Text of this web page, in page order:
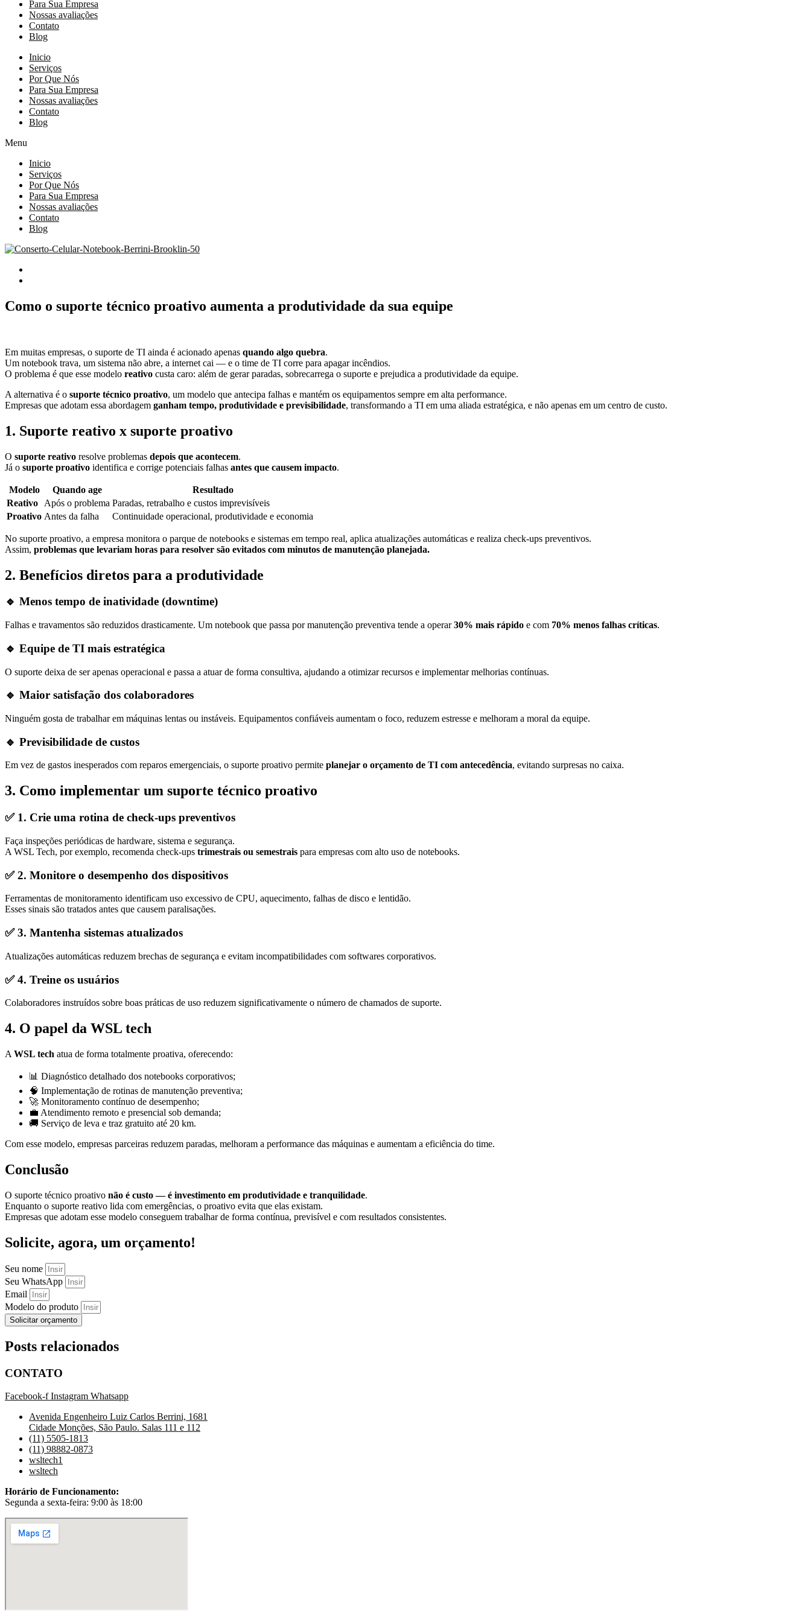
Para Sua Empresa
Nossas avaliações
Contato
Blog
Inicio
Serviços
Por Que Nós
Para Sua Empresa
Nossas avaliações
Contato
Blog
Menu
Inicio
Serviços
Por Que Nós
Para Sua Empresa
Nossas avaliações
Contato
Blog
Como o suporte técnico proativo aumenta a produtividade da sua equipe
Em muitas empresas, o suporte de TI ainda é acionado apenas quando algo quebra.
Um notebook trava, um sistema não abre, a internet cai — e o time de TI corre para apagar incêndios.
O problema é que esse modelo reativo custa caro: além de gerar paradas, sobrecarrega o suporte e prejudica a produtividade da equipe.
A alternativa é o suporte técnico proativo, um modelo que antecipa falhas e mantém os equipamentos sempre em alta performance.
Empresas que adotam essa abordagem ganham tempo, produtividade e previsibilidade, transformando a TI em uma aliada estratégica, e não apenas em um centro de custo.
1. Suporte reativo x suporte proativo
O suporte reativo resolve problemas depois que acontecem.
Já o suporte proativo identifica e corrige potenciais falhas antes que causem impacto.
Modelo Quando age
Resultado
Reativo
Após o problema Paradas, retrabalho e custos imprevisíveis
Proativo Antes da falha Continuidade operacional, produtividade e economia
No suporte proativo, a empresa monitora o parque de notebooks e sistemas em tempo real, aplica atualizações automáticas e realiza check-ups preventivos.
Assim, problemas que levariam horas para resolver são evitados com minutos de manutenção planejada.
2. Benefícios diretos para a produtividade
🔹 Menos tempo de inatividade (downtime)
Falhas e travamentos são reduzidos drasticamente. Um notebook que passa por manutenção preventiva tende a operar30% mais rápido e com 70% menos falhas críticas.
🔹 Equipe de TI mais estratégica
O suporte deixa de ser apenas operacional e passa a atuar de forma consultiva, ajudando a otimizar recursos e implementar melhorias contínuas.
🔹 Maior satisfação dos colaboradores
Ninguém gosta de trabalhar em máquinas lentas ou instáveis. Equipamentos confiáveis aumentam o foco, reduzem estresse e melhoram a moral da equipe.
🔹 Previsibilidade de custos
Em vez de gastos inesperados com reparos emergenciais, o suporte proativo permite planejar o orçamento de TI com antecedência, evitando surpresas no caixa.
3. Como implementar um suporte técnico proativo
✅ 1. Crie uma rotina de check-ups preventivos
Faça inspeções periódicas de hardware, sistema e segurança.
A WSL Tech, por exemplo, recomenda check-ups trimestrais ou semestrais para empresas com alto uso de notebooks.
✅2. Monitore o desempenho dos dispositivos
Ferramentas de monitoramento identificam uso excessivo de CPU, aquecimento, falhas de disco e lentidão.
Esses sinais são tratados antes que causem paralisações.
✅3. Mantenha sistemas atualizados
Atualizações automáticas reduzem brechas de segurança e evitam incompatibilidades com softwares corporativos.
✅4. Treine os usuários
Colaboradores instruídos sobre boas práticas de uso reduzem significativamente o número de chamados de suporte.
4. O papel da WSL tech
A WSL tech atua de forma totalmente proativa, oferecendo:
📊 Diagnóstico detalhado dos notebooks corporativos;
🧠 Implementação de rotinas de manutenção preventiva;
🚀 Monitoramento contínuo de desempenho;
💼 Atendimento remoto e presencial sob demanda;
🚚 Serviço de leva e traz gratuito até 20 km.
Com esse modelo, empresas parceiras reduzem paradas, melhoram a performance das máquinas e aumentam a eficiência do time.
Conclusão
O suporte técnico proativo não é custo — é investimento em produtividade e tranquilidade.
Enquanto o suporte reativo lida com emergências, o proativo evita que elas existam.
Empresas que adotam esse modelo conseguem trabalhar de forma contínua, previsível e com resultados consistentes.
Solicite, agora, um orçamento!
Seu nome
Seu WhatsApp
Email
Modelo do produto
Solicitar orçamento
Posts relacionados
CONTATO
Facebook-f Instagram Whatsapp
Avenida Engenheiro Luiz Carlos Berrini, 1681
Cidade Monções, São Paulo. Salas 111 e 112
(11) 5505-1813
(11) 98882-0873
wsltech1
wsltech
Horário de Funcionamento:
Segunda a sexta-feira: 9:00 às 18:00